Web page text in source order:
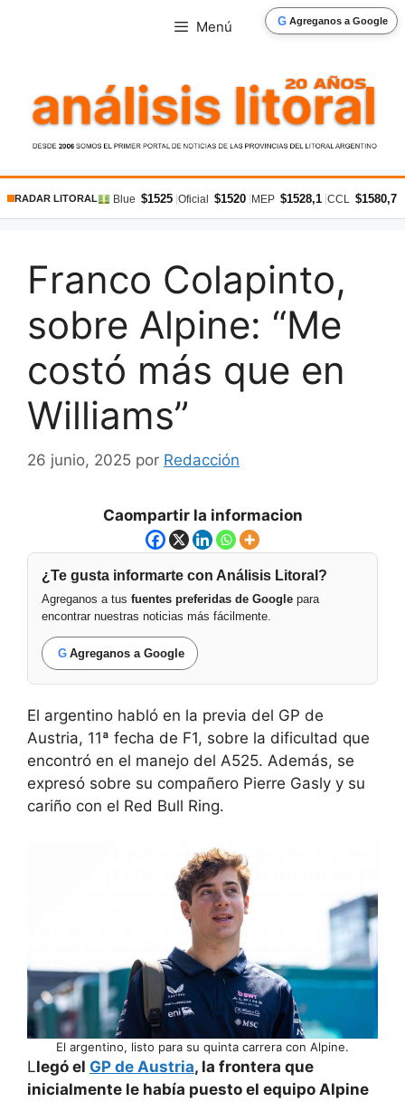
G Agreganos a Google
Menú
RADAR LITORAL Blue $1525 Oficial $1520 MEP $1528,1 CCL $1580,7
Franco Colapinto,
sobre Alpine: “Me
costó más que en
Williams”
26 junio, 2025 por Redacción
Caompartir la informacion
¿Te gusta informarte con Análisis Litoral?
Agreganos a tus fuentes preferidas de Google para
encontrar nuestras noticias más fácilmente.
G Agreganos a Google
El argentino habló en la previa del GP de
Austria, 11ª fecha de F1, sobre la dificultad que
encontró en el manejo del A525. Además, se
expresó sobre su compañero Pierre Gasly y su
cariño con el Red Bull Ring.
El argentino, listo para su quinta carrera con Alpine.
Llegó el GP de Austria, la frontera que
inicialmente le había puesto el equipo Alpine